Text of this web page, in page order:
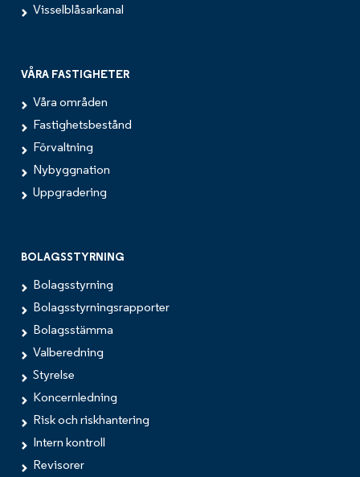
Visselblåsarkanal
VÅRA FASTIGHETER
Våra områden
Fastighetsbestånd
Förvaltning
Nybyggnation
Uppgradering
BOLAGSSTYRNING
Bolagsstyrning
Bolagsstyrningsrapporter
Bolagsstämma
Valberedning
Styrelse
Koncernledning
Risk och riskhantering
Intern kontroll
Revisorer